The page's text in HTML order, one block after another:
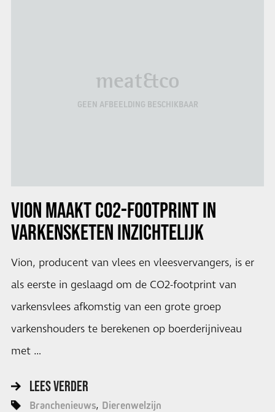
meat&co
GEEN AFBEELDING BESCHIKBAAR
VION MAAKT CO2-FOOTPRINT IN
VARKENSKETEN INZICHTELIJK
Vion, producent van vlees en vleesvervangers, is er
als eerste in geslaagd om de CO2-footprint van
varkensvlees afkomstig van een grote groep
varkenshouders te berekenen op boerderijniveau
met …
LEES VERDER
Branchenieuws Dierenwelzijn